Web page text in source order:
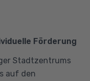
Förderung
Stadtzentrums
auf den